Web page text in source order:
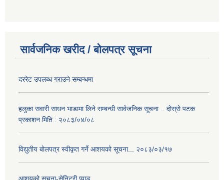
सार्वजनिक खरीद / बोलपत्र सूचना
दररेट उपलब्ध गराउने सम्बन्धमा
हलुका सवारी साधन भाडामा लिने सम्बन्धी सार्वजनिक सूचना .. दोस्रो पटक
प्रकाशन मिति : २०८३/०४/०८
विद्युतीय बोलपत्र स्वीकृत गर्ने आशयको सूचना... २०८३/०३/१७